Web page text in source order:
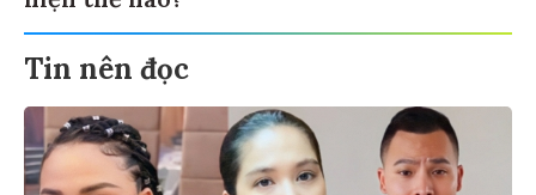
Tin nên đọc